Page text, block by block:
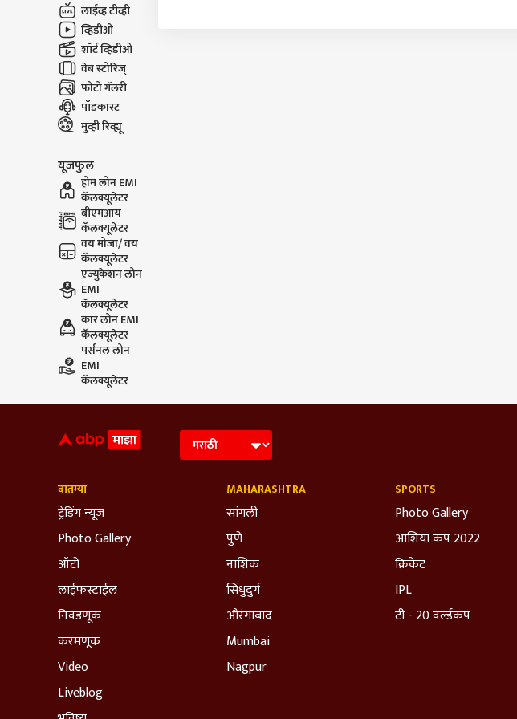
लाईव्ह टीव्ही
व्हिडीओ
शॉर्ट व्हिडीओ
वेब स्टोरिज्
फोटो गॅलरी
पॉडकास्ट
मुव्ही रिव्ह्यू
यूजफुल
होम लोन EMI
कॅलक्यूलेटर
बीएमआय
कॅलक्यूलेटर
वय मोजा/ वय
कॅलक्यूलेटर
एज्युकेशन लोन
EMI
कॅलक्यूलेटर
कार लोन EMI
कॅलक्यूलेटर
पर्सनल लोन
EMI
कॅलक्यूलेटर
बातम्या
ट्रेडिंग न्यूज
Photo Gallery
ऑटो
लाईफस्टाईल
निवडणूक
करमणूक
Video
Liveblog
MAHARASHTRA
सांगली
पुणे
नाशिक
सिंधुदुर्ग
औरंगाबाद
Mumbai
Nagpur
SPORTS
Photo Gallery
आशिया कप 2022
क्रिकेट
IPL
टी - 20 वर्ल्डकप